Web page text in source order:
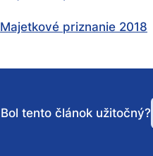
Majetkové priznanie 2018
Bol tento článok užitočný?